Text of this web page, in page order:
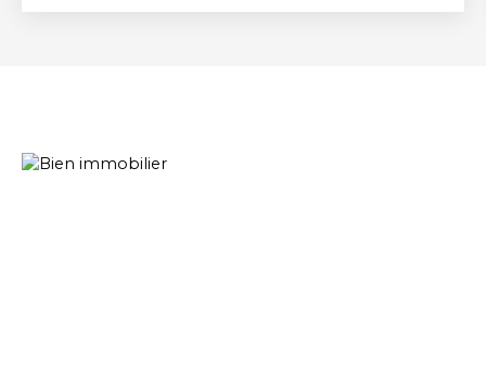
cette superbe maison d’architecte d’environ 250
de généreuses hauteurs sous plafond (salon